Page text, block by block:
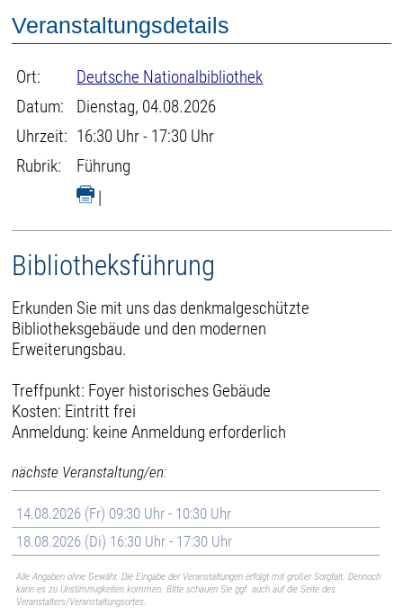
Veranstaltungsdetails
Ort:
Deutsche Nationalbibliothek
Datum:
Dienstag, 04.08.2026
Uhrzeit: 16:30 Uhr - 17:30 Uhr
Rubrik:
Führung
|
Bibliotheksführung
Erkunden Sie mit uns das denkmalgeschützte
Bibliotheksgebäude und den modernen
Erweiterungsbau.
Treffpunkt: Foyer historisches Gebäude
Kosten: Eintritt frei
Anmeldung: keine Anmeldung erforderlich
nächste Veranstaltung/en:
14.08.2026 (Fr) 09:30 Uhr - 10:30 Uhr
18.08.2026 (Di) 16:30 Uhr - 17:30 Uhr
Alle Angaben ohne Gewähr. Die Eingabe der Veranstaltungen erfolgt mit großer Sorgfalt. Dennoch
kann es zu Unstimmigkeiten kommen. Bitte schauen Sie ggf. auch auf die Seite des
Veranstalters/Veranstaltungsortes.